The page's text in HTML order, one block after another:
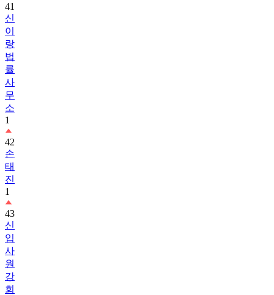
41
신
이
랑
법
률
사
무
소
1
42
손
태
진
1
43
신
입
사
원
강
회